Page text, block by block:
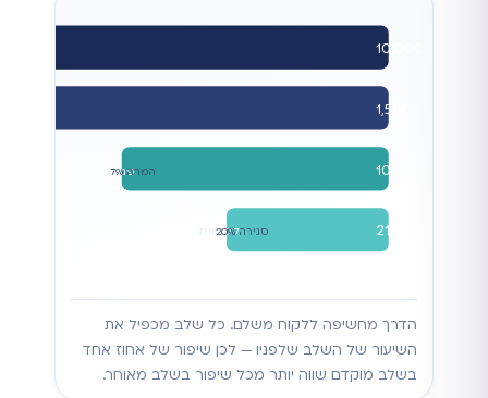
10,000
1,500
105 פניותהמרה 7%
21 לקוחותסגירה 20%
הדרך מחשיפה ללקוח משלם. כל שלב מכפיל את
השיעור של השלב שלפניו — לכן שיפור של אחוז אחד
בשלב מוקדם שווה יותר מכל שיפור בשלב מאוחר.